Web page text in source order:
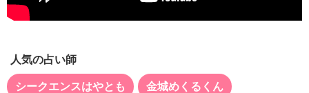
人気の占い師
シークエンスはやとも 金城めくるくん